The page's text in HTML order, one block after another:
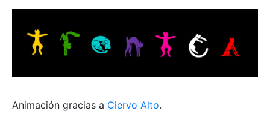
Animación gracias a Ciervo Alto.